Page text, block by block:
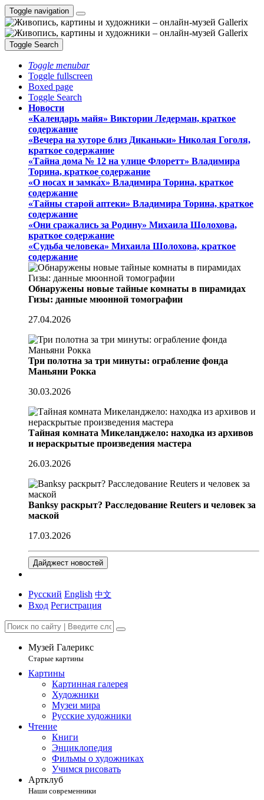
Toggle navigation
Toggle Search
Toggle menubar
Toggle fullscreen
Boxed page
Toggle Search
Новости
«Календарь майя» Виктории Ледерман, краткое
содержание
«Вечера на хуторе близ Диканьки» Николая Гоголя,
краткое содержание
«Тайна дома № 12 на улице Флоретт» Владимира
Торина, краткое содержание
«О носах и замка́х» Владимира Торина, краткое
содержание
«Тайны старой аптеки» Владимира Торина, краткое
содержание
«Они сражались за Родину» Михаила Шолохова,
краткое содержание
«Судьба человека» Михаила Шолохова, краткое
содержание
Обнаружены новые тайные комнаты в пирамидах
Гизы: данные мюонной томографии
27.04.2026
Три полотна за три минуты: ограбление фонда
Маньяни Рокка
30.03.2026
Тайная комната Микеланджело: находка из архивов
и нераскрытые произведения мастера
26.03.2026
Banksy раскрыт? Расследование Reuters и человек за
маской
17.03.2026
Дайджест новостей
Русский English 中文
Вход Регистрация
Музей Галерикс
Старые картины
Картины
Картинная галерея
Художники
Музеи мира
Русские художники
Чтение
Книги
Энциклопедия
Фильмы о художниках
Учимся рисовать
Артклуб
Наши современники